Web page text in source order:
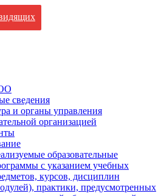
сведения
и органы управления
организацией
образовательные
с указанием учебных
курсов, дисциплин
практики, предусмотренных